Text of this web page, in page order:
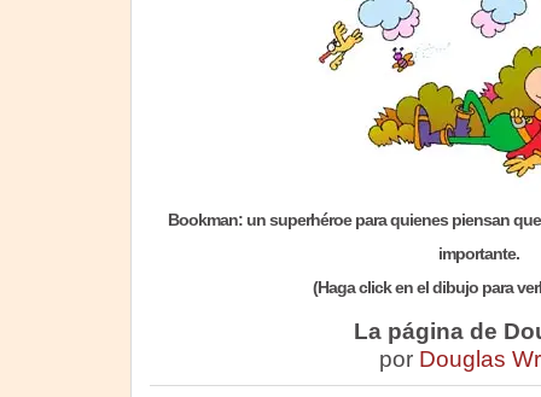
Bookman: un superhéroe para quienes piensan
importante.
(Haga click en el dibujo para
La página de
por Douglas